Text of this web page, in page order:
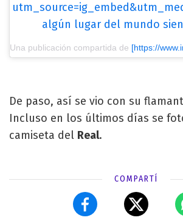
algún lugar del mundo
Una publicación compartida de [https://www.instagram.com/minabonino/
De paso, así se vio con su
Incluso en los últimos días se
camiseta del Real.
COMPARTÍ